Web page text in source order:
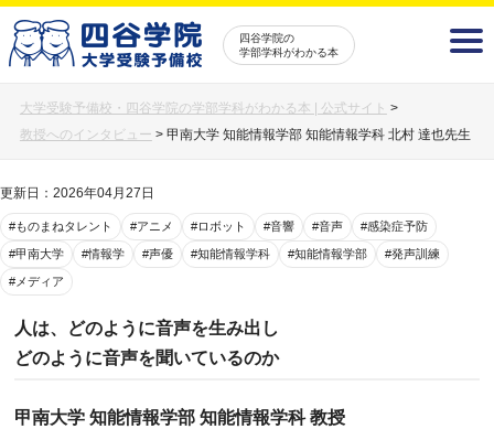
四谷学院の
学部学科がわかる本
大学受験予備校・四谷学院の学部学科がわかる本 | 公式サイト >
教授へのインタビュー > 甲南大学 知能情報学部 知能情報学科 北村 達也先生
更新日：2026年04月27日
#ものまねタレント #アニメ #ロボット #音響 #音声 #感染症予防
#甲南大学 #情報学 #声優 #知能情報学科 #知能情報学部 #発声訓練
#メディア
人は、どのように音声を生み出し
どのように音声を聞いているのか
甲南大学 知能情報学部 知能情報学科 教授